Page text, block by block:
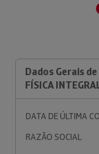
Dados Gerais de
FÍSICA
DATA DE ÚLTIMA
RAZÃO SOCIAL